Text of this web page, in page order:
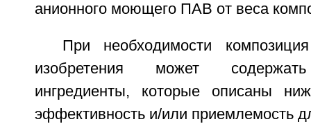
анионного моющего ПАВ от веса
При необходимости
изобретения может
ингредиенты, которые описаны
эффективность и/или приемлемость